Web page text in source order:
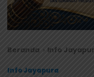
Beranda Info
Info Jayapura